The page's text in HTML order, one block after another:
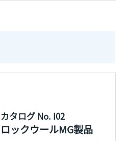
カタログ No. I02
ロックウールMG製品